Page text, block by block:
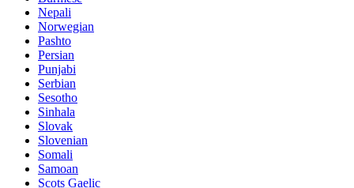
Nepali
Norwegian
Pashto
Persian
Punjabi
Serbian
Sesotho
Sinhala
Slovak
Slovenian
Somali
Samoan
Scots Gaelic